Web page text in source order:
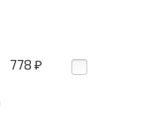
778 ₽